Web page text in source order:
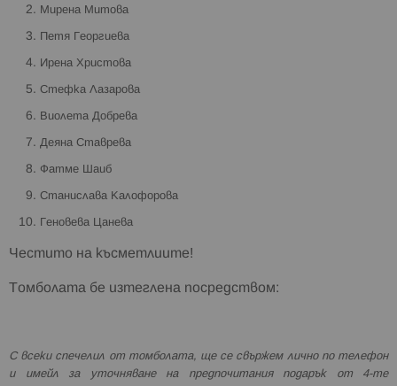
Мирена Митова
Петя Георгиева
Ирена Христова
Стефка Лазарова
Виолета Добрева
Деяна Ставрева
Фатме Шаиб
Станислава Калофорова
Геновева Цанева
Честито на късметлиите!
Томболата бе изтеглена посредством:
С всеки спечелил от томболата, ще се свържем лично по телефон
и имейл за уточняване на предпочитания подарък от 4-те